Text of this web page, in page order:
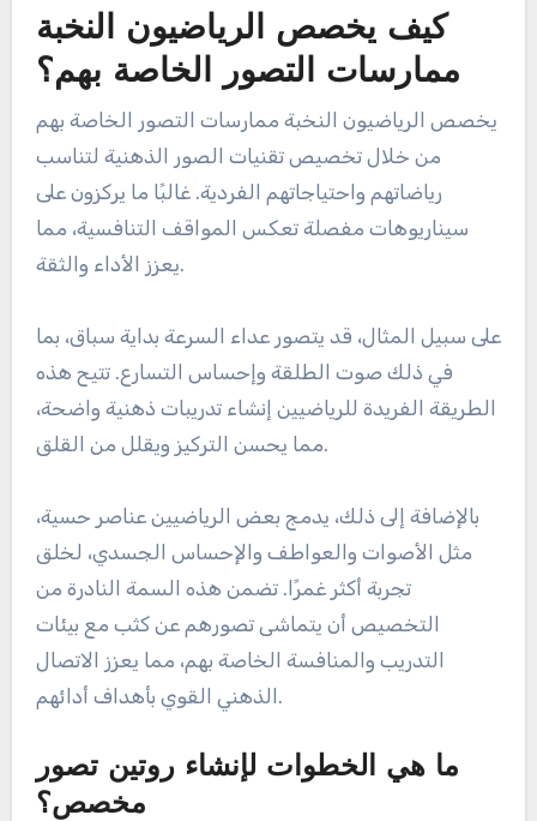
كيف يخصص الرياضيون النخبة
ممارسات التصور الخاصة بهم؟
يخصص الرياضيون النخبة ممارسات التصور الخاصة بهم
من خلال تخصيص تقنيات الصور الذهنية لتناسب
رياضاتهم واحتياجاتهم الفردية. غالبًا ما يركزون على
سيناريوهات مفصلة تعكس المواقف التنافسية، مما
يعزز الأداء والثقة.
على سبيل المثال، قد يتصور عداء السرعة بداية سباق، بما
في ذلك صوت الطلقة وإحساس التسارع. تتيح هذه
الطريقة الفريدة للرياضيين إنشاء تدريبات ذهنية واضحة،
مما يحسن التركيز ويقلل من القلق.
بالإضافة إلى ذلك، يدمج بعض الرياضيين عناصر حسية،
مثل الأصوات والعواطف والإحساس الجسدي، لخلق
تجربة أكثر غمرًا. تضمن هذه السمة النادرة من
التخصيص أن يتماشى تصورهم عن كثب مع بيئات
التدريب والمنافسة الخاصة بهم، مما يعزز الاتصال
الذهني القوي بأهداف أدائهم.
ما هي الخطوات لإنشاء روتين تصور
مخصص؟